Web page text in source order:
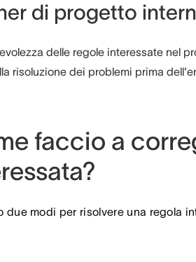
di progetto
delle regole interessate nel
risoluzione dei problemi prima
faccio a
due modi per risolvere una regola